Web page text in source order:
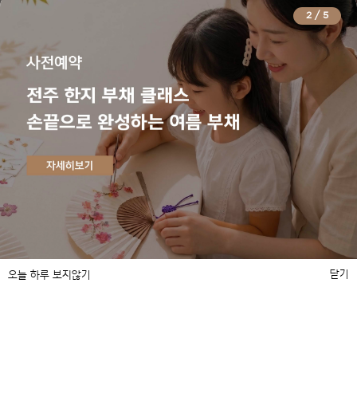
구독신청
라한호텔 전주
전북특별자치도 전주시 완산구 기린대로 85
(풍남동 3가)
호텔문의 063-232-7000
통합예약실 1644-8005
사업자등록번호 193-86-00868
2 / 5
오늘 하루 보지않기 닫기